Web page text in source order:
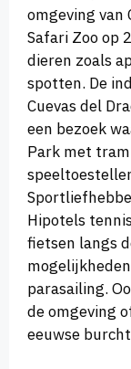
omgeving van
Safari Zoo op
dieren zoals
spotten. De
Cuevas del
een bezoek
Park met
Hipotels
fietsen langs
parasailing.
de omgeving
eeuwse